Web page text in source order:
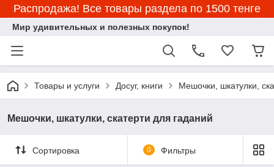
Распродажа! Все товары раздела по 1500 тенге
Мир удивительных и полезных покупок!
Товары и услуги Досуг, книги Мешочки, шкатулки,
Мешочки, шкатулки, скатерти для гаданий
Сортировка 0 Фильтры